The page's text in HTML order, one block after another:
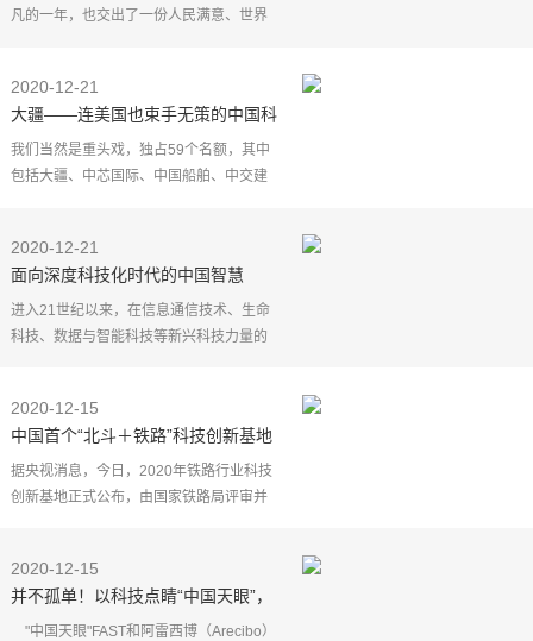
凡的一年，也交出了一份人民满意、世界
篇章。科技工作者
2020-12-21
大疆——连美国也束手无策的中国科
技巨头
我们当然是重头戏，独占59个名额，其中
包括大疆、中芯国际、中国船舶、中交建
所谓的实体清单，就是切断技术供应，让
你自生自灭
2020-12-21
面向深度科技化时代的中国智慧
进入21世纪以来，在信息通信技术、生命
科技、数据与智能科技等新兴科技力量的
代，显然有别于海
2020-12-15
中国首个“北斗＋铁路”科技创新基地
正式成立
据央视消息，今日，2020年铁路行业科技
创新基地正式公布，由国家铁路局评审并
业工程研究中心
2020-12-15
并不孤单！以科技点睛“中国天眼”，
支撑人类观天梦想
"中国天眼"FAST和阿雷西博（Arecibo）